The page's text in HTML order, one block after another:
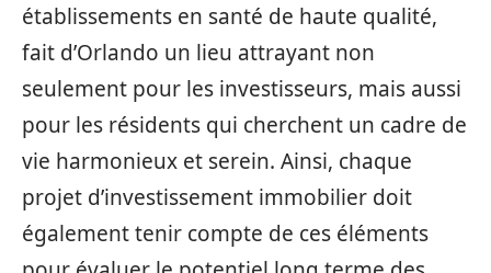
établissements en santé de haute qualité,
fait d’Orlando un lieu attrayant non
seulement pour les investisseurs, mais aussi
pour les résidents qui cherchent un cadre de
vie harmonieux et serein. Ainsi, chaque
projet d’investissement immobilier doit
également tenir compte de ces éléments